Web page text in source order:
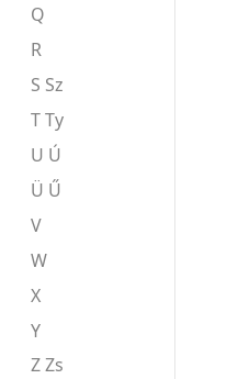
Q
R
S Sz
T Ty
U Ú
Ü Ű
V
W
X
Y
Z Zs